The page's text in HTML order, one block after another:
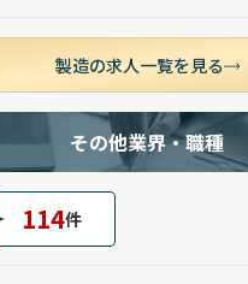
製造の求人一覧を見る
その他業界・職種
114件